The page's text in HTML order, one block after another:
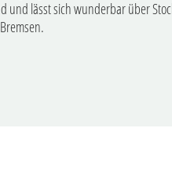
lässt sich wunderbar über